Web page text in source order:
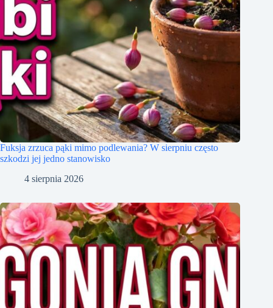
Fuksja zrzuca pąki mimo podlewania? W sierpniu często
szkodzi jej jedno stanowisko
4 sierpnia 2026